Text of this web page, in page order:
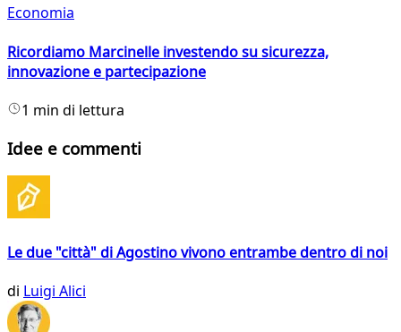
Economia
Ricordiamo Marcinelle investendo su sicurezza,
innovazione e partecipazione
1 min di lettura
Idee e commenti
Le due "città" di Agostino vivono entrambe dentro di noi
di Luigi Alici